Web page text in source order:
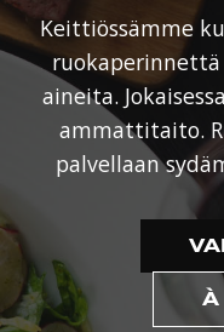
Keittiössämme
ruokaperinnettä
aineita.
ammattitaito.
palvellaan
À